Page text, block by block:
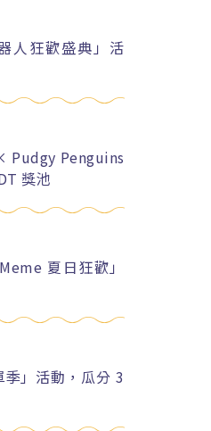
人狂歡盛典」活
Pudgy Penguins
獎池
夏日狂歡」
」活動，瓜分 3